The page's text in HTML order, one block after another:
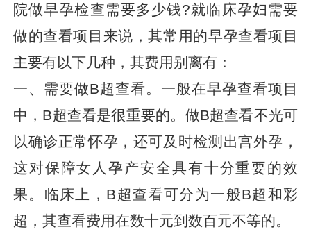
院做早孕检查需要多少钱?就临床孕妇需要
做的查看项目来说，其常用的早孕查看项目
主要有以下几种，其费用别离有：
一、需要做B超查看。一般在早孕查看项目
中，B超查看是很重要的。做B超查看不光可
以确诊正常怀孕，还可及时检测出宫外孕，
这对保障女人孕产安全具有十分重要的效
果。临床上，B超查看可分为一般B超和彩
超，其查看费用在数十元到数百元不等的。